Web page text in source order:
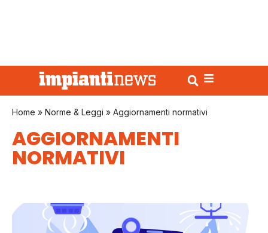
Home » Norme & Leggi » Aggiornamenti normativi
AGGIORNAMENTI
NORMATIVI